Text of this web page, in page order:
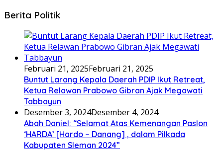
Berita Politik
Februari 21, 2025Februari 21, 2025
Buntut Larang Kepala Daerah PDIP Ikut Retreat,
Ketua Relawan Prabowo Gibran Ajak Megawati
Tabbayun
Desember 3, 2024Desember 4, 2024
Abah Daniel: “Selamat Atas Kemenangan Paslon
‘HARDA’ [Hardo – Danang] , dalam Pilkada
Kabupaten Sleman 2024”